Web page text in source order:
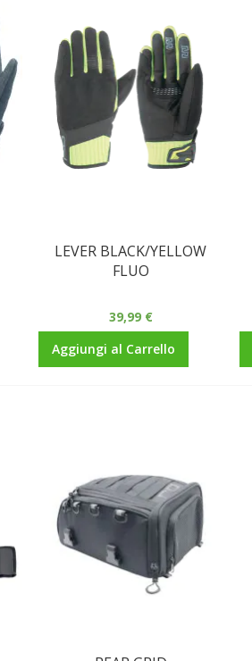
LEVER BLACK/YELLOW
FLUO
39,99 €
Aggiungi al Carrello